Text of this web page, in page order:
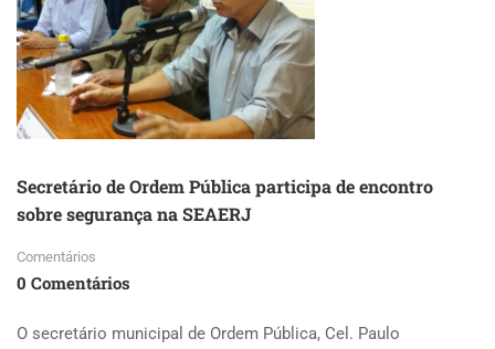
Secretário de Ordem Pública participa de encontro
sobre segurança na SEAERJ
Comentários
0 Comentários
O secretário municipal de Ordem Pública, Cel. Paulo